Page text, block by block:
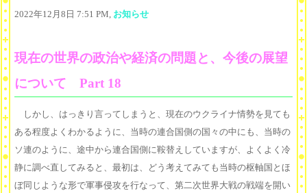
2022年12月8日 7:51 PM, お知らせ
現在の世界の政治や経済の問題と、今後の展望
について Part 18
しかし、はっきり言ってしまうと、現在のウクライナ情勢を見ても
ある程度よくわかるように、当時の連合国側の国々の中にも、当時の
ソ連のように、途中から連合国側に鞍替えしていますが、よくよく冷
静に調べ直してみると、最初は、どう考えてみても当時の枢軸国とほ
ぼ同じような形で軍事侵攻を行なって、第二次世界大戦の戦端を開い